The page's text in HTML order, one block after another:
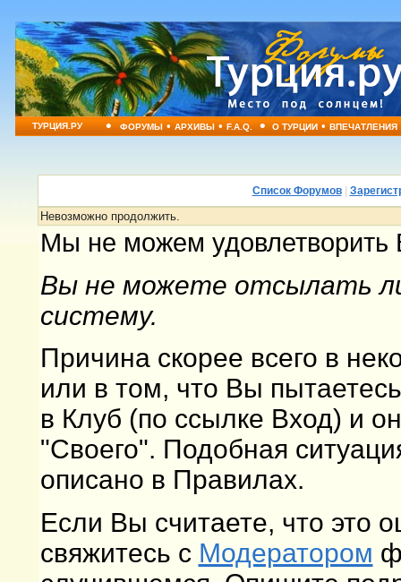
ТУРЦИЯ.РУ • ФОРУМЫ•АРХИВЫ•F.A.Q. • О ТУРЦИИ•ВПЕЧАТЛЕНИЯ
Список Форумов|
Невозможно продолжить.
Мы не можем удовлетворить
Вы не можете отсылать
систему.
Причина скорее всего в
или в том, что Вы
в Клуб (по ссылке Вход) и
"Своего". Подобная
описано в Правилах.
Если Вы считаете, что это
свяжитесь с Модератором